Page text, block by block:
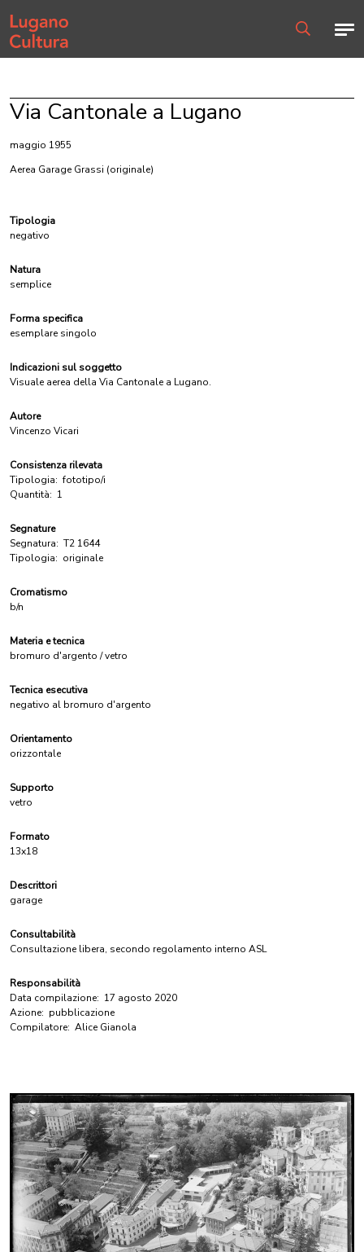
Home page
Via Cantonale a Lugano
maggio 1955
Aerea Garage Grassi (originale)
Tipologia
negativo
Natura
semplice
Forma specifica
esemplare singolo
Indicazioni sul soggetto
Visuale aerea della Via Cantonale a Lugano.
Autore
Vincenzo Vicari
Consistenza rilevata
Tipologia: fototipo/i
Quantità: 1
Segnature
Segnatura: T2 1644
Tipologia: originale
Cromatismo
b/n
Materia e tecnica
bromuro d'argento / vetro
Tecnica esecutiva
negativo al bromuro d'argento
Orientamento
orizzontale
Supporto
vetro
Formato
13x18
Descrittori
garage
Consultabilità
Consultazione libera, secondo regolamento interno ASL
Responsabilità
Data compilazione: 17 agosto 2020
Azione: pubblicazione
Compilatore: Alice Gianola